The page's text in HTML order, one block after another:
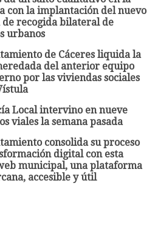
con la implantación del nuevo
de recogida bilateral de
urbanos
de Cáceres liquida la
del anterior equipo
por las viviendas sociales
Local intervino en nueve
viales la semana pasada
consolida su proceso
digital con esta
municipal, una plataforma
accesible y útil